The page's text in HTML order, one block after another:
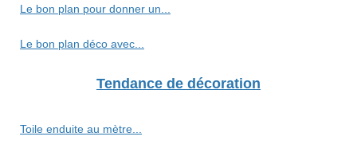
Le bon plan pour donner un...
Le bon plan déco avec...
Tendance de décoration
Toile enduite au mètre...